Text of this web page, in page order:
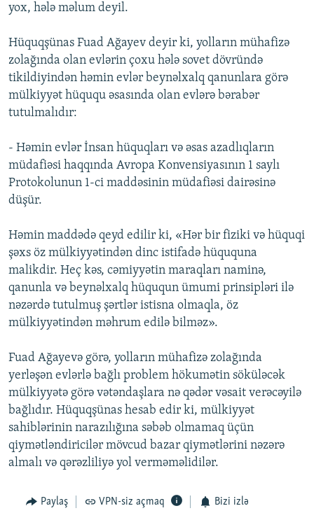
yox, hələ məlum deyil.
Hüquqşünas Fuad Ağayev deyir ki, yolların mühafizə
zolağında olan evlərin çoxu hələ sovet dövründə
tikildiyindən həmin evlər beynəlxalq qanunlara görə
mülkiyyət hüququ əsasında olan evlərə bərabər
tutulmalıdır:
- Həmin evlər İnsan hüquqları və əsas azadlıqların
müdafiəsi haqqında Avropa Konvensiyasının 1 saylı
Protokolunun 1-ci maddəsinin müdafiəsi dairəsinə
düşür.
Həmin maddədə qeyd edilir ki, «Hər bir fiziki və hüquqi
şəxs öz mülkiyyətindən dinc istifadə hüququna
malikdir. Heç kəs, cəmiyyətin maraqları naminə,
qanunla və beynəlxalq hüququn ümumi prinsipləri ilə
nəzərdə tutulmuş şərtlər istisna olmaqla, öz
mülkiyyətindən məhrum edilə bilməz».
Fuad Ağayevə görə, yolların mühafizə zolağında
yerləşən evlərlə bağlı problem hökumətin söküləcək
mülkiyyətə görə vətəndaşlara nə qədər vəsait verəcəyilə
bağlıdır. Hüquqşünas hesab edir ki, mülkiyyət
sahiblərinin narazılığına səbəb olmamaq üçün
qiymətləndiricilər mövcud bazar qiymətlərini nəzərə
almalı və qərəzliliyə yol verməməlidilər.
Paylaş VPN-siz açmaq Bizi izlə